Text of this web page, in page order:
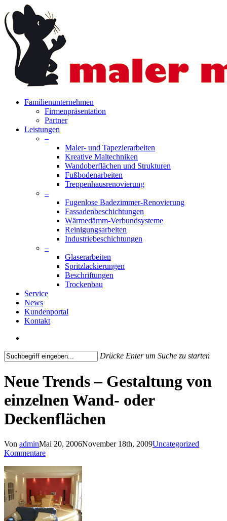
to
main
content
search
Menu
Familienunternehmen
Firmenpräsentation
Partner
Leistungen
–
Maler- und Tapezierarbeiten
Kreative Maltechniken
Wandoberflächen und Strukturen
Fußbodenarbeiten
Treppenhausrenovierung
–
Fugenlose Badezimmer-Renovierung
Fassadenbeschichtungen
Wärmedämm-Verbundsysteme
Reinigungsarbeiten
Industriebeschichtungen
–
Glaserarbeiten
Spritzlackierungen
Beschriftungen
Trockenbau
Service
News
Kundenportal
Kontakt
Drücke Enter um Suche zu starten
Search
Neue Trends – Gestaltung von
einzelnen Wand- oder
Deckenflächen
Von adminMai 20, 2006November 18th, 2009Uncategorized
Kommentare